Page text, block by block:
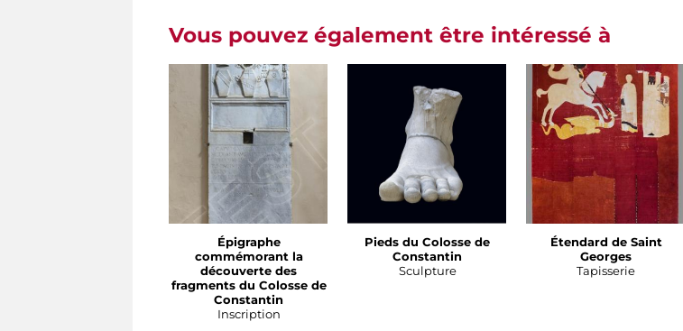
Vous pouvez également être intéressé à
Épigraphe
commémorant la
découverte des
fragments du Colosse de
Constantin
Inscription
Pieds du Colosse de
Constantin
Sculpture
Étendard de Saint
Georges
Tapisserie